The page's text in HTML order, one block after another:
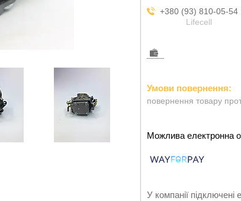
+380 (93) 810-05-54
Lifecell
повернення товару
У компанії